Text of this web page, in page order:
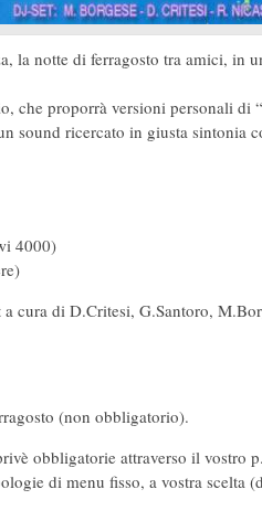
la notte di ferragosto tra amici, in
che proporrà versioni personali di
sound ricercato in giusta sintonia
4000)
cura di D.Critesi, G.Santoro,
(non obbligatorio).
obbligatorie attraverso il vostro
di menu fisso, a vostra scelta